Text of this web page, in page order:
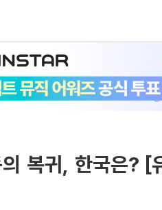
복귀, 한국은? [